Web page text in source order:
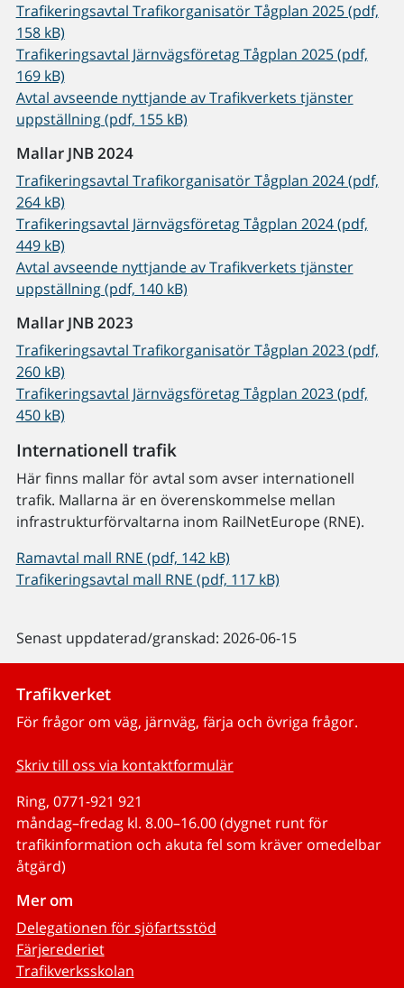
Trafikeringsavtal Trafikorganisatör Tågplan 2025 (pdf,
158 kB)
Trafikeringsavtal Järnvägsföretag Tågplan 2025 (pdf,
169 kB)
Avtal avseende nyttjande av Trafikverkets tjänster
uppställning (pdf, 155 kB)
Mallar JNB 2024
Trafikeringsavtal Trafikorganisatör Tågplan 2024 (pdf,
264 kB)
Trafikeringsavtal Järnvägsföretag Tågplan 2024 (pdf,
449 kB)
Avtal avseende nyttjande av Trafikverkets tjänster
uppställning (pdf, 140 kB)
Mallar JNB 2023
Trafikeringsavtal Trafikorganisatör Tågplan 2023 (pdf,
260 kB)
Trafikeringsavtal Järnvägsföretag Tågplan 2023 (pdf,
450 kB)
Internationell trafik
Här finns mallar för avtal som avser internationell
trafik. Mallarna är en överenskommelse mellan
infrastrukturförvaltarna inom RailNetEurope (RNE).
Ramavtal mall RNE (pdf, 142 kB)
Trafikeringsavtal mall RNE (pdf, 117 kB)
Senast uppdaterad/granskad: 2026-06-15
Trafikverket
För frågor om väg, järnväg, färja och övriga frågor.
Skriv till oss via kontaktformulär
Ring, 0771-921 921
måndag–fredag kl. 8.00–16.00 (dygnet runt för
trafikinformation och akuta fel som kräver omedelbar
åtgärd)
Mer om
Delegationen för sjöfartsstöd
Färjerederiet
Trafikverksskolan